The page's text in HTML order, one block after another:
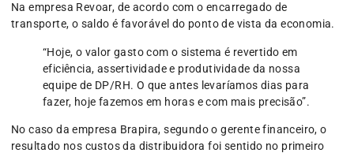
Na empresa Revoar, de acordo com o encarregado de
transporte, o saldo é favorável do ponto de vista da economia.
“Hoje, o valor gasto com o sistema é revertido em
eficiência, assertividade e produtividade da nossa
equipe de DP/RH. O que antes levaríamos dias para
fazer, hoje fazemos em horas e com mais precisão”.
No caso da empresa Brapira, segundo o gerente financeiro, o
resultado nos custos da distribuidora foi sentido no primeiro